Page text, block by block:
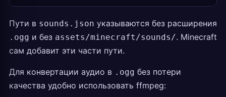
Пути в sounds.json указываются без расширения
.ogg и без assets/minecraft/sounds/. Minecraft
сам добавит эти части пути.
Для конвертации аудио в .ogg без потери
качества удобно использовать ffmpeg: